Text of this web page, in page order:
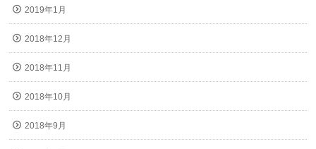
2019年1月
2018年12月
2018年11月
2018年10月
2018年9月